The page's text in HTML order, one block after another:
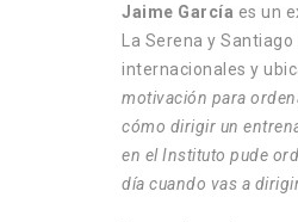
Jaime García es un
La Serena y
internacionales y
motivación para
cómo dirigir un
en el Instituto pude
día cuando vas a